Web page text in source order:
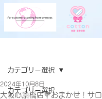
カテゴリー選択
カテゴリー選択
大阪心斎橋店💐おまかせ！サ
2024年10月8日